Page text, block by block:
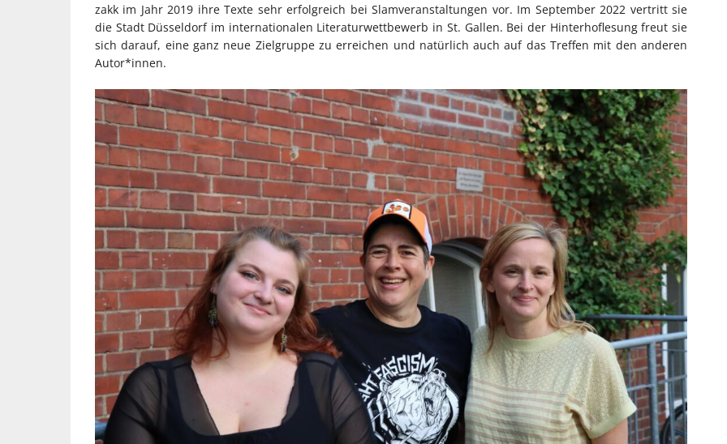
zakk im Jahr 2019 ihre Texte sehr erfolgreich bei Slamveranstaltungen vor. Im September 2022 vertritt sie
die Stadt Düsseldorf im internationalen Literaturwettbewerb in St. Gallen. Bei der Hinterhoflesung freut sie
sich darauf, eine ganz neue Zielgruppe zu erreichen und natürlich auch auf das Treffen mit den anderen
Autor*innen.